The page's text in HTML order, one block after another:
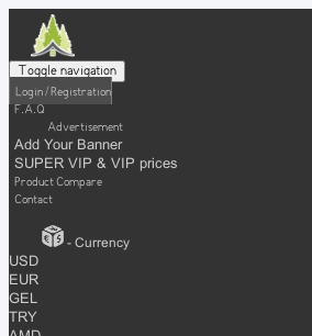
Toggle navigation
Login / Registration
F.A.Q
Advertisement
Add Your Banner
SUPER VIP & VIP prices
Product Compare
Contact
- Currency
USD
EUR
GEL
TRY